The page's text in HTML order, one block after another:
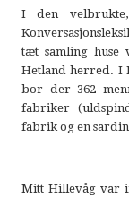
I den
tæt samling huse
Hetland herred. I
bor der 362
fabriker
fabrik og en
Mitt Hillevåg var